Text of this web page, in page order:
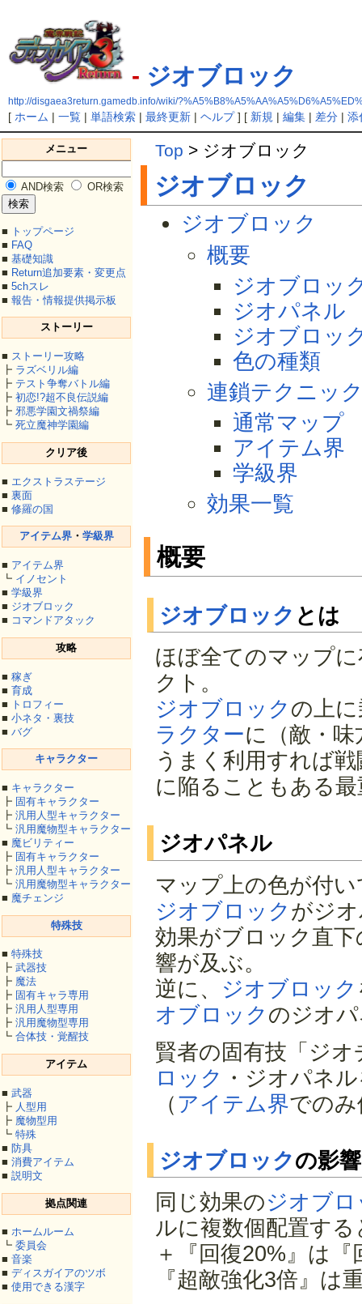
- ジオブロック
http://disgaea3return.gamedb.info/wiki/
[ ホーム | 一覧| 単語検索| 最終更新| ヘルプ] [ 新規 | 編集| 差分| 添
メニュー
AND検索 OR検索
■ トップページ
■ FAQ
■ 基礎知識
■ Return追加要素・変更点
■ 5chスレ
■ 報告・情報提供掲示板
ストーリー
■ ストーリー攻略
┣ ラズベリル編
┣ テスト争奪バトル編
┣ 初恋!?超不良伝説編
┣ 邪悪学園文禍祭編
┗ 死立魔神学園編
クリア後
■ エクストラステージ
■ 裏面
■ 修羅の国
アイテム界・ 学級界
■ アイテム界
┗ イノセント
■ 学級界
■ ジオブロック
■ コマンドアタック
攻略
■ 稼ぎ
■ 育成
■ トロフィー
■ 小ネタ・裏技
■ バグ
キャラクター
■ キャラクター
┣ 固有キャラクター
┣ 汎用人型キャラクター
┗ 汎用魔物型キャラクター
■ 魔ビリティー
┣ 固有キャラクター
┣ 汎用人型キャラクター
┗ 汎用魔物型キャラクター
■ 魔チェンジ
特殊技
■ 特殊技
┣ 武器技
┣ 魔法
┣ 固有キャラ専用
┣ 汎用人型専用
┣ 汎用魔物型専用
┗ 合体技・覚醒技
アイテム
■ 武器
┣ 人型用
┣ 魔物型用
┗ 特殊
■ 防具
■ 消費アイテム
■ 説明文
拠点関連
■ ホームルーム
┗ 委員会
■ 音楽
■ ディスガイアのツボ
■ 使用できる漢字
Top > ジオブロック
ジオブロック
ジオブロック
概要
ジオブロッ
ジオパネル
ジオブロッ
色の種類
連鎖テクニッ
通常マップ
アイテム界
学級界
効果一覧
概要
ジオブロック とは
ほぼ全てのマップ
クト。
ジオブロック の上
ラクターに（敵・
うまく利用すれば
に陥ることもある
ジオパネル
マップ上の色が付
ジオブロック がジ
効果がブロック直
響が及ぶ。
逆に、 ジオブロック
オブロック のジオ
賢者の固有技「ジ
ロック ・ジオパネ
（ アイテム界での
ジオブロックの影響
同じ効果のジオブ
ルに複数個配置す
＋『回復20%』は
『超敵強化3倍』